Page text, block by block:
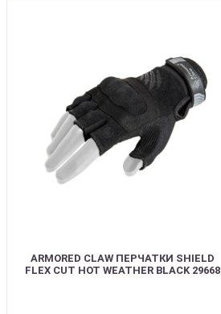
ARMORED CLAW ПЕРЧАТКИ SHIELD
FLEX CUT HOT WEATHER BLACK 29668